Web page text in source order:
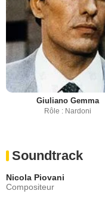
Giuliano Gemma
Rôle : Nardoni
Soundtrack
Nicola Piovani
Compositeur